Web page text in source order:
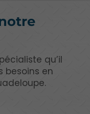
qu’il
besoins en